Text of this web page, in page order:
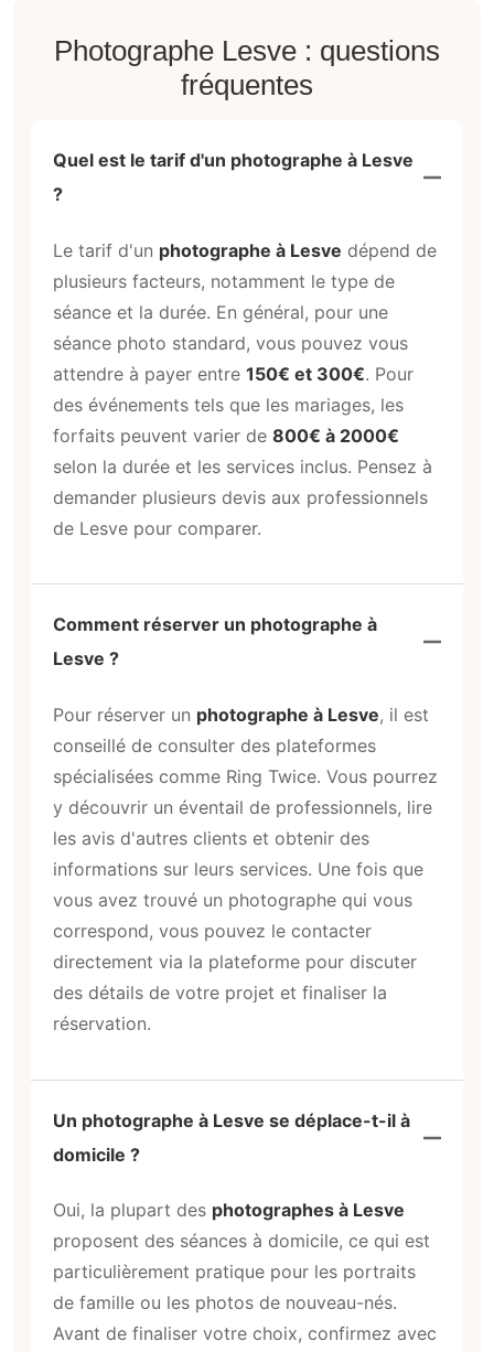
Photographe Lesve : questions
fréquentes
Quel est le tarif d'un photographe à Lesve
?
Le tarif d'un photographe à Lesve dépend de
plusieurs facteurs, notamment le type de
séance et la durée. En général, pour une
séance photo standard, vous pouvez vous
attendre à payer entre 150€ et 300€. Pour
des événements tels que les mariages, les
forfaits peuvent varier de 800€ à 2000€
selon la durée et les services inclus. Pensez à
demander plusieurs devis aux professionnels
de Lesve pour comparer.
Comment réserver un photographe à
Lesve ?
Pour réserver un photographe à Lesve, il est
conseillé de consulter des plateformes
spécialisées comme Ring Twice. Vous pourrez
y découvrir un éventail de professionnels, lire
les avis d'autres clients et obtenir des
informations sur leurs services. Une fois que
vous avez trouvé un photographe qui vous
correspond, vous pouvez le contacter
directement via la plateforme pour discuter
des détails de votre projet et finaliser la
réservation.
Un photographe à Lesve se déplace-t-il à
domicile ?
Oui, la plupart des photographes à Lesve
proposent des séances à domicile, ce qui est
particulièrement pratique pour les portraits
de famille ou les photos de nouveau-nés.
Avant de finaliser votre choix, confirmez avec